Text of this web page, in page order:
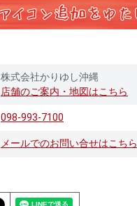
株式会社かりゆし沖縄
店舗のご案内・地図はこちら
098-993-7100
メールでのお問い合せはこちら